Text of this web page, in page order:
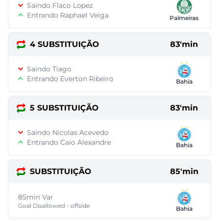
Saindo Flaco Lopez
Entrando Raphael Veiga
Palmeiras
4 SUBSTITUIÇÃO 83'min
Saindo Tiago
Entrando Everton Ribeiro
Bahia
5 SUBSTITUIÇÃO 83'min
Saindo Nicolas Acevedo
Entrando Caio Alexandre
Bahia
SUBSTITUIÇÃO 85'min
85min Var
Goal Disallowed - offside Bahia